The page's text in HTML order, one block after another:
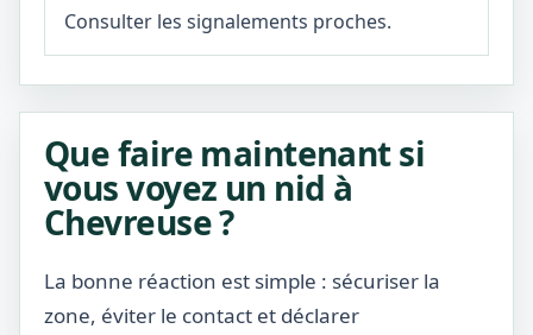
Consulter les signalements proches.
Que faire maintenant si
vous voyez un nid à
Chevreuse ?
La bonne réaction est simple : sécuriser la
zone, éviter le contact et déclarer